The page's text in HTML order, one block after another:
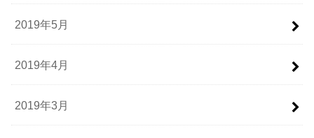
2019年5月
2019年4月
2019年3月